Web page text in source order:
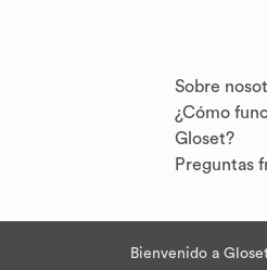
Bienvenido a
Sobre
¿Cómo
Gloset?
Preguntas